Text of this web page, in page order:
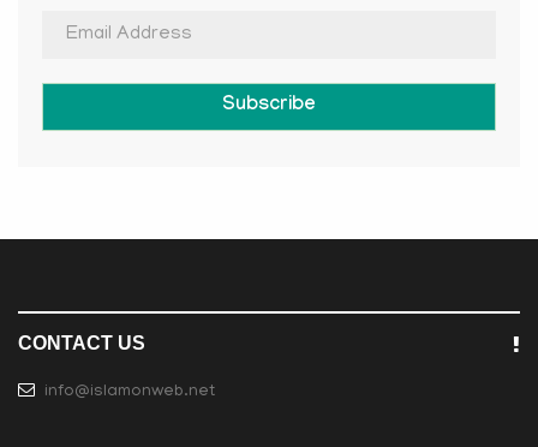
Subscribe
CONTACT US
info@islamonweb.net